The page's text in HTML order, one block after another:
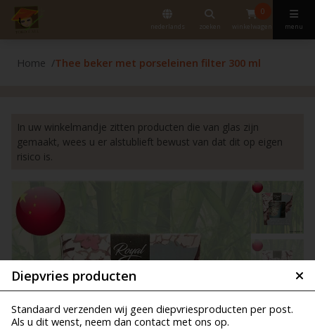
nederlands zoeken
0
winkelwagen menu
Diepvries producten
Standaard verzenden wij geen diepvriesproducten per post.
Als u dit wenst, neem dan contact met ons op.
Home Thee beker met porseleinen filter 300 ml
In uw winkelmandje zitten producten die van glas zijn
gemaakt, wees u er alstublieft bewust van dat dit op eigen
risico is.